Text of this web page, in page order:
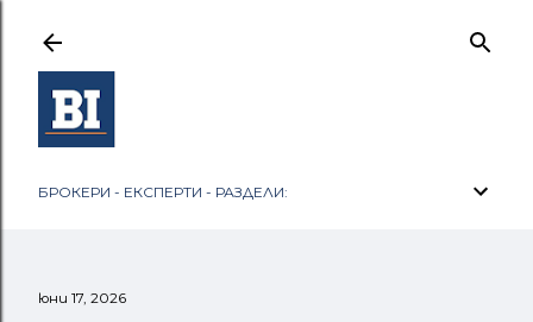
БРОКЕРИ - ЕКСПЕРТИ - РАЗДЕЛИ:
юни 17, 2026